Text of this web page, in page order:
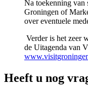
Na toekenning van
Groningen of
over eventuele
Verder is het zeer
de Uitagenda van
Heeft u nog